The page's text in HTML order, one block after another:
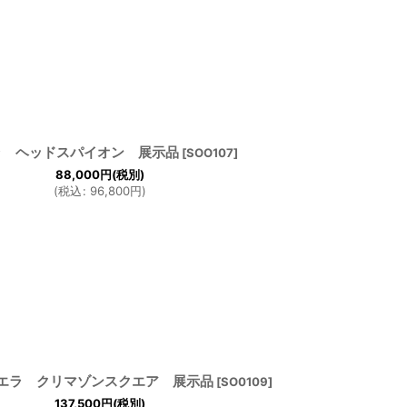
ヘッドスパイオン 展示品 [SOO107]
88,000円(税別)
(税込: 96,800円)
ラ クリマゾンスクエア 展示品 [SO0109]
137,500円(税別)